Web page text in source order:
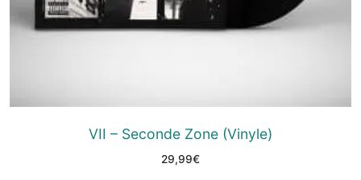
VII – Seconde Zone (Vinyle)
29,99€